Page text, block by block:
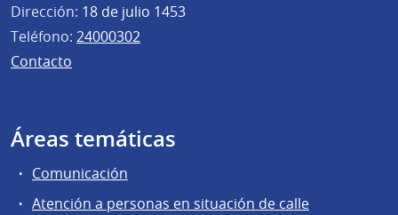
Dirección: 18 de julio 1453
Teléfono: 24000302
Contacto
Áreas temáticas
Comunicación
Atención a personas en situación de calle